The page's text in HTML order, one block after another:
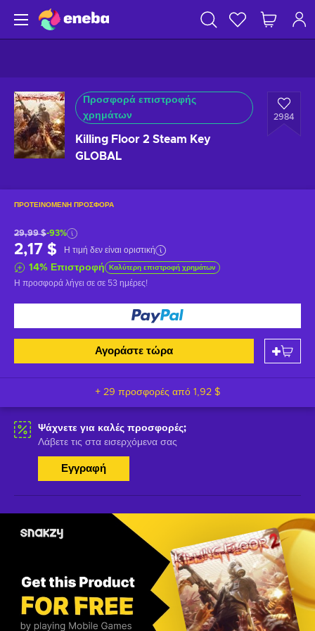
Προσφορά επιστροφής
χρημάτων
Killing Floor 2 Steam Key
GLOBAL
2984
ΠΡΟΤΕΙΝΌΜΕΝΗ ΠΡΟΣΦΟΡΆ
29,99 $-93%
2,17 $ Η τιμή δεν είναι οριστική
14% Επιστροφή Καλύτερη επιστροφή χρημάτων
Η προσφορά λήγει σε σε 53 ημέρες!
Αγοράστε τώρα
+ 29 προσφορές από 1,92 $
Ψάχνετε για καλές προσφορές;
Λάβετε τις στα εισερχόμενα σας
Εγγραφή